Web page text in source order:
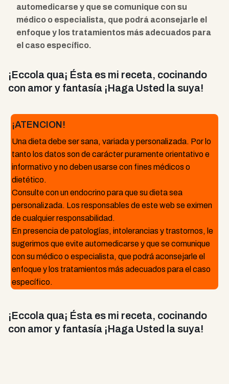
automedicarse y que se comunique con su
médico o especialista, que podrá aconsejarle el
enfoque y los tratamientos más adecuados para
el caso específico.
¡Eccola qua¡ Ésta es mi receta, cocinando
con amor y fantasía ¡Haga Usted la suya!
¡ATENCION!
Una dieta debe ser sana, variada y personalizada. Por lo
tanto los datos son de carácter puramente orientativo e
informativo y no deben usarse con fines médicos o
dietético.
Consulte con un endocrino para que su dieta sea
personalizada. Los responsables de este web se eximen
de cualquier responsabilidad.
En presencia de patologías, intolerancias y trastornos, le
sugerimos que evite automedicarse y que se comunique
con su médico o especialista, que podrá aconsejarle el
enfoque y los tratamientos más adecuados para el caso
específico.
¡Eccola qua¡ Ésta es mi receta, cocinando
con amor y fantasía ¡Haga Usted la suya!